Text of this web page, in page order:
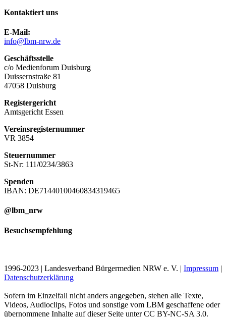
Kontaktiert uns
E-Mail:
info@lbm-nrw.de
Geschäftsstelle
c/o Medienforum Duisburg
Duissernstraße 81
47058 Duisburg
Registergericht
Amtsgericht Essen
Vereinsregisternummer
VR 3854
Steuernummer
St-Nr: 111/0234/3863
Spenden
IBAN: DE71440100460834319465
@lbm_nrw
Besuchsempfehlung
1996-2023 | Landesverband Bürgermedien NRW e. V. | Impressum |
Datenschutzerklärung
Sofern im Einzelfall nicht anders angegeben, stehen alle Texte,
Videos, Audioclips, Fotos und sonstige vom LBM geschaffene oder
übernommene Inhalte auf dieser Seite unter CC BY-NC-SA 3.0.